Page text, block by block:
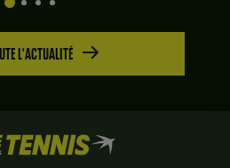
L'ACTUALITÉ
We
are